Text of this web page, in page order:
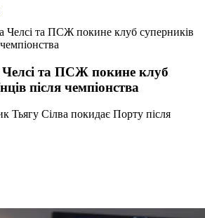
Челсі та ПСЖ покине клуб суперників
Челсі та ПСЖ покине клуб
після чемпіонства
Тьягу Сілва покидає Порту після